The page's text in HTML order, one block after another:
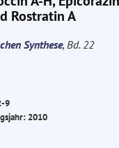
Rostratin A
Synthese, Bd. 22
9
2010